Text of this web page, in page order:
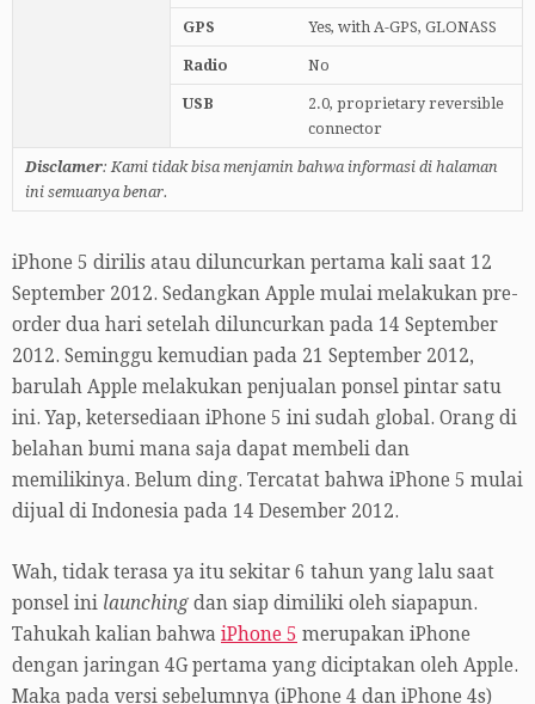
GPS Yes, with A-GPS, GLONASS
Radio No
USB
2.0, proprietary reversible
connector
Disclamer: Kami tidak bisa menjamin bahwa informasi di halaman
ini semuanya benar.
iPhone 5 dirilis atau diluncurkan pertama kali saat 12
September 2012. Sedangkan Apple mulai melakukan pre-
order dua hari setelah diluncurkan pada 14 September
2012. Seminggu kemudian pada 21 September 2012,
barulah Apple melakukan penjualan ponsel pintar satu
ini. Yap, ketersediaan iPhone 5 ini sudah global. Orang di
belahan bumi mana saja dapat membeli dan
memilikinya. Belum ding. Tercatat bahwa iPhone 5 mulai
dijual di Indonesia pada 14 Desember 2012.
Wah, tidak terasa ya itu sekitar 6 tahun yang lalu saat
ponsel ini launching dan siap dimiliki oleh siapapun.
Tahukah kalian bahwa iPhone 5 merupakan iPhone
dengan jaringan 4G pertama yang diciptakan oleh Apple.
Maka pada versi sebelumnya (iPhone 4 dan iPhone 4s)